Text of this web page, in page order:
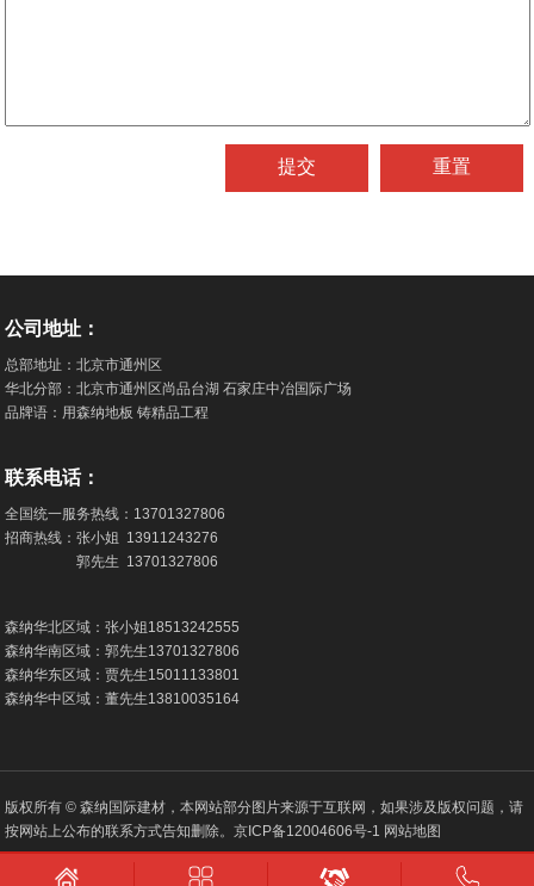
公司地址：
总部地址：北京市通州区
华北分部：北京市通州区尚品台湖 石家庄中冶国际广场
品牌语：用森纳地板 铸精品工程
联系电话：
全国统一服务热线： 13701327806
招商热线：张小姐 13911243276
郭先生 13701327806
森纳华北区域：张小姐18513242555
森纳华南区域：郭先生13701327806
森纳华东区域：贾先生15011133801
森纳华中区域：董先生13810035164
版权所有 © 森纳国际建材，本网站部分图片来源于互联网，如果涉及版权问题，请
按网站上公布的联系方式告知删除。京ICP备12004606号-1 网站地图